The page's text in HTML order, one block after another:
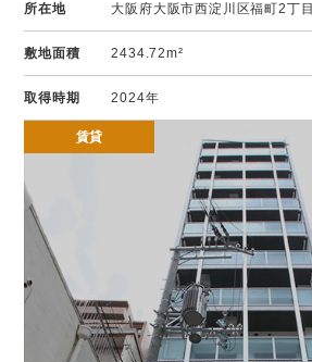
所在地 大阪府大阪市西淀川区福町2丁目
敷地面積 2434.72m²
取得時期 2024年
賃貸